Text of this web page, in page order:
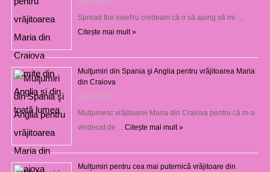
29/07/2026
Spread the loveNu credeam că o să ajung să mi …
Citește mai mult »
Mulţumiri din Spania şi Anglia pentru vrăjitoarea Maria
din Craiova
28/07/2026
Mulţumesc vrăjitoarei Maria din Craiova pentru că m-a
vindecat de … Citește mai mult »
Mulțumiri pentru cea mai puternică vrăjitoare din